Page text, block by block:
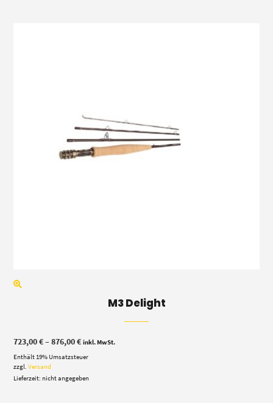
M3 Delight
723,00€–876,00€Preisspanne:
bis
inkl. MwSt.
Enthält 19% Umsatzsteuer
zzgl.Versand
Lieferzeit: nicht angegeben